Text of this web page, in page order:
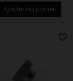
Ajouter au panier
favorite_border